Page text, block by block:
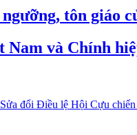
tôn giáo
và Chính
đổi Điều lệ Hội Cựu